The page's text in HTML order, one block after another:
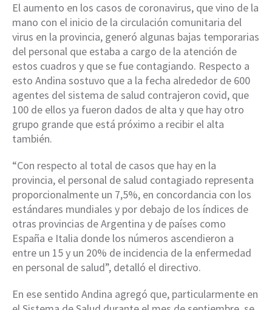
El aumento en los casos de coronavirus, que vino de la
mano con el inicio de la circulación comunitaria del
virus en la provincia, generó algunas bajas temporarias
del personal que estaba a cargo de la atención de
estos cuadros y que se fue contagiando. Respecto a
esto Andina sostuvo que a la fecha alrededor de 600
agentes del sistema de salud contrajeron covid, que
100 de ellos ya fueron dados de alta y que hay otro
grupo grande que está próximo a recibir el alta
también.
“Con respecto al total de casos que hay en la
provincia, el personal de salud contagiado representa
proporcionalmente un 7,5%, en concordancia con los
estándares mundiales y por debajo de los índices de
otras provincias de Argentina y de países como
España e Italia donde los números ascendieron a
entre un 15 y un 20% de incidencia de la enfermedad
en personal de salud”, detalló el directivo.
En ese sentido Andina agregó que, particularmente en